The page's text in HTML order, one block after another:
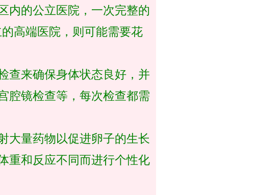
内的公立医院，一次完整的
高端医院，则可能需要花
查来确保身体状态良好，并
腔镜检查等，每次检查都需
大量药物以促进卵子的生长
重和反应不同而进行个性化